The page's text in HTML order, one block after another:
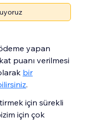
yapan
puanı verilmesi
bir
.
için sürekli
için çok